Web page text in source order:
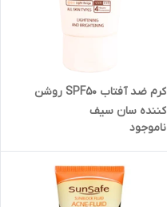
کرم ضد آفتاب SPF50 روشن
کننده سان سیف
ناموجود